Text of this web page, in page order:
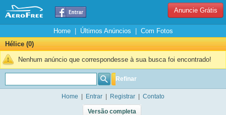
Anuncie Grátis
Home| Últimos Anúncios
Com Fotos
Hélice (0)
Nenhum anúncio que correspondesse à sua busca foi encontrado!
Refinar
Home Entrar Registrar Contato
Versão completa